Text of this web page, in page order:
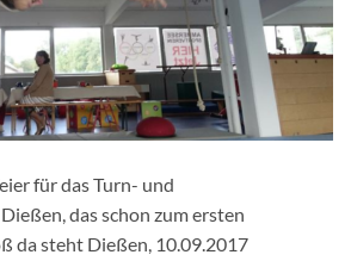
für das Turn- und
das schon zum ersten
da steht Dießen, 10.09.2017